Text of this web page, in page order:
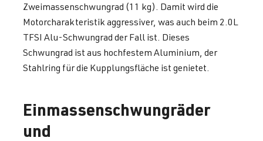
Zweimassenschwungrad (11 kg). Damit wird die
Motorcharakteristik aggressiver, was auch beim 2.0L
TFSI Alu-Schwungrad der Fall ist. Dieses
Schwungrad ist aus hochfestem Aluminium, der
Stahlring für die Kupplungsfläche ist genietet.
Einmassenschwungräder
und